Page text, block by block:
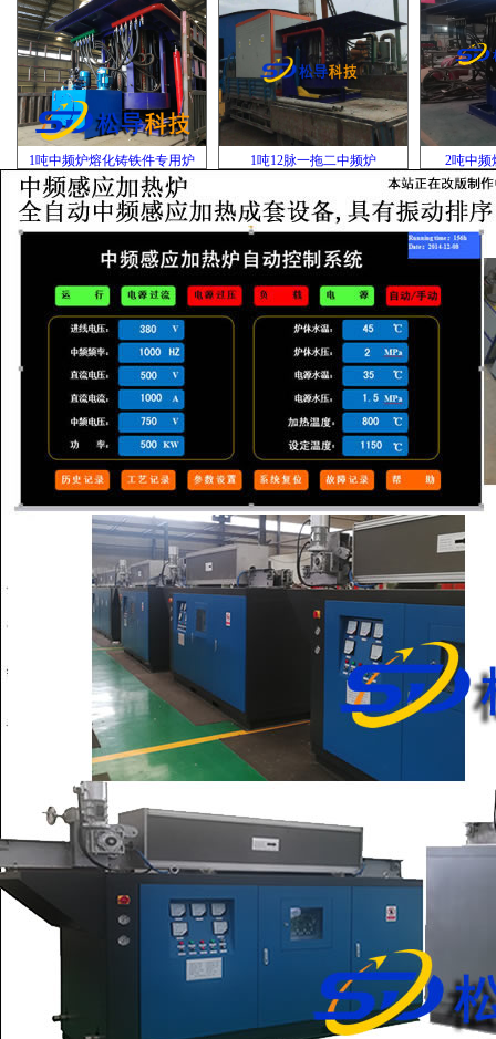
1吨中频炉熔化铸铁件专用炉 1吨12脉一拖二中频炉 2吨中频